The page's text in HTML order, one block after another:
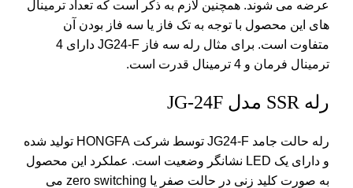
عرضه می شوند. همچنین لازم به ذکر است که تعداد ترمینال
های این محصول با توجه به تک فاز یا سه فاز بودن آن
متفاوت است. برای مثال رله سه فاز JG24-F دارای 4
ترمینال فرمان و 4 ترمینال قدرت است.
رله SSR مدل JG-24F
رله حالت جامد JG24-F توسط شرکت HONGFA تولید شده
و دارای یک LED نشانگر وضعیت است. عملکرد این محصول
به صورت کلید زنی در حالت صفر یا zero switching می